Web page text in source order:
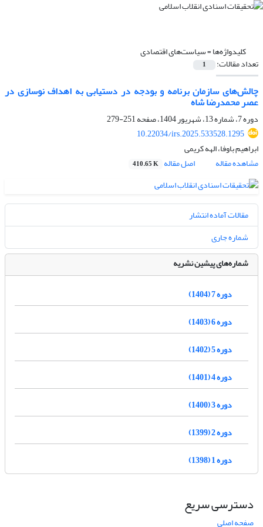
کلیدواژه‌ها =سیاست‌های اقتصادی
تعداد مقالات: 1
چالش‌های سازمان برنامه ‌و بودجه در دستیابی به اهداف نوسازی در
عصر محمدرضا شاه
دوره 7، شماره 13، شهریور 1404، صفحه
251-279
10.22034/irs.2025.533528.1295
ابراهیم باوفا، الهه کریمی
مشاهده مقاله
اصل مقاله 410.65 K
مقالات آماده انتشار
شماره جاری
شماره‌های پیشین نشریه
دوره 7 (1404)
دوره 6 (1403)
دوره 5 (1402)
دوره 4 (1401)
دوره 3 (1400)
دوره 2 (1399)
دوره 1 (1398)
دسترسی سریع
صفحه اصلی